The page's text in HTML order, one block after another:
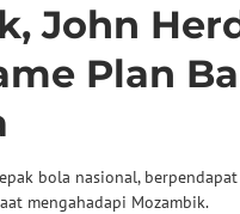
John
Plan
bola nasional,
mengahadapi Mozambik.